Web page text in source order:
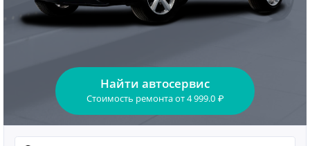
Найти автосервис
Стоимость ремонтаот4 999.0 ₽